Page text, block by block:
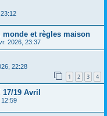
et règles maison
2026, 23:37
22:28
1 2 3 4
19 Avril
12:59